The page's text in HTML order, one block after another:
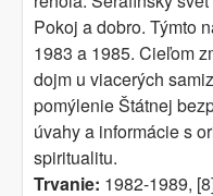
Pokoj a dobro. Týmto
1983 a 1985. Cieľom
dojm u viacerých
pomýlenie Štátnej
úvahy a informácie s
spiri­tualitu.
Trvanie: 1982-1989,